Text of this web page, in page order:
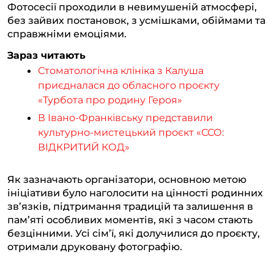
Фотосесії проходили в невимушеній атмосфері,
без зайвих постановок, з усмішками, обіймами та
справжніми емоціями.
Зараз читають
Стоматологічна клініка з Калуша
приєдналася до обласного проєкту
«Турбота про родину Героя»
В Івано-Франківську представили
культурно-мистецький проєкт «ССО:
ВІДКРИТИЙ КОД»
Як зазначають організатори, основною метою
ініціативи було наголосити на цінності родинних
зв’язків, підтримання традицій та залишення в
пам’яті особливих моментів, які з часом стають
безцінними. Усі сім’ї, які долучилися до проєкту,
отримали друковану фотографію.